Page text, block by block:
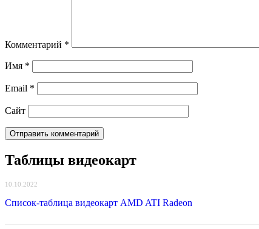
Комментарий *
Имя *
Email *
Сайт
Таблицы видеокарт
10.10.2022
Список-таблица видеокарт AMD ATI Radeon